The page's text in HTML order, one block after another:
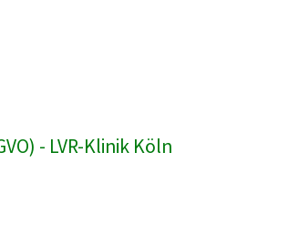
- LVR-Klinik Köln